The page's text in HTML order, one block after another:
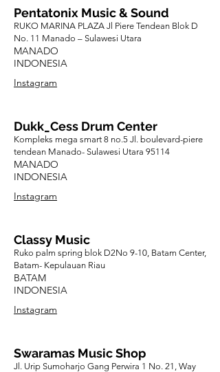
Pentatonix Music & Sound
RUKO MARINA PLAZA Jl Piere Tendean Blok D
No. 11 Manado – Sulawesi Utara
MANADO
INDONESIA
Instagram
Dukk_Cess Drum Center
Kompleks mega smart 8 no.5 Jl. boulevard-piere
tendean Manado- Sulawesi Utara 95114
MANADO
INDONESIA
Instagram
Classy Music
Ruko palm spring blok D2No 9-10, Batam Center,
Batam- Kepulauan Riau
BATAM
INDONESIA
Instagram
Swaramas Music Shop
Jl. Urip Sumoharjo Gang Perwira 1 No. 21, Way